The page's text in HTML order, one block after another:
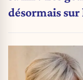
désormais